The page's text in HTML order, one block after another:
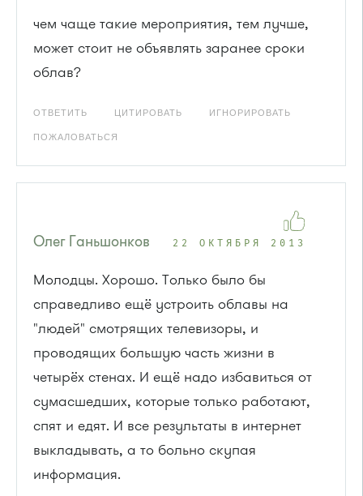
чем чаще такие мероприятия, тем лучше,
может стоит не объявлять заранее сроки
облав?
ОТВЕТИТЬ ЦИТИРОВАТЬ ИГНОРИРОВАТЬ
ПОЖАЛОВАТЬСЯ
Олег Ганьшонков 22 ОКТЯБРЯ 2013
Молодцы. Хорошо. Только было бы
справедливо ещё устроить облавы на
"людей" смотрящих телевизоры, и
проводящих большую часть жизни в
четырёх стенах. И ещё надо избавиться от
сумасшедших, которые только работают,
спят и едят. И все результаты в интернет
выкладывать, а то больно скупая
информация.